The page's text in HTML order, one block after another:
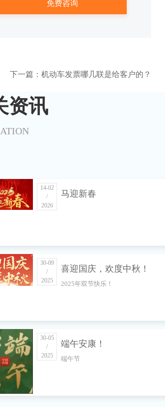
下一篇：机动车发票哪几联是给客户的？
资讯
14-02
/
2026
马迎新春
30-09
/
2025
喜迎国庆，欢度中秋！
2025年双节快乐！
30-05
/
2025
端午安康！
端午节